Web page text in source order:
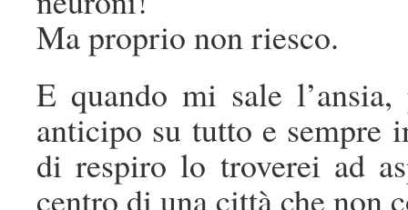
Ma proprio non riesco.
E quando mi sale
anticipo su tutto e sempre
di respiro lo troverei ad
centro di una città che non